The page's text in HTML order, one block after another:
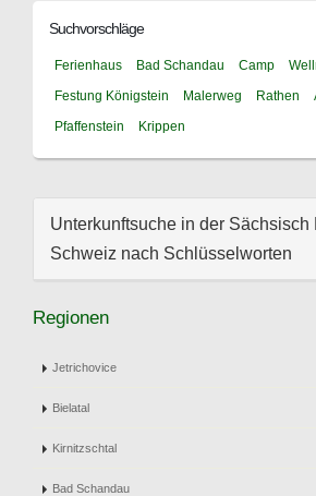
Suchvorschläge
Ferienhaus Bad Schandau Camp
Festung Königstein
Malerweg Rathen
Pfaffenstein
Krippen
Unterkunftsuche in der Sächsisch
Schweiz nach Schlüsselworten
Regionen
Jetrichovice
Bielatal
Kirnitzschtal
Bad Schandau